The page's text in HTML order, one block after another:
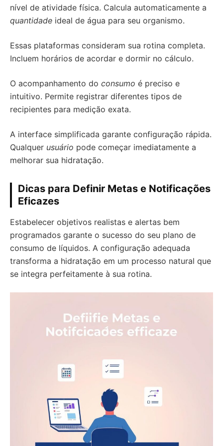
nível de atividade física. Calcula automaticamente a
quantidade ideal de água para seu organismo.
Essas plataformas consideram sua rotina completa.
Incluem horários de acordar e dormir no cálculo.
O acompanhamento do consumo é preciso e
intuitivo. Permite registrar diferentes tipos de
recipientes para medição exata.
A interface simplificada garante configuração rápida.
Qualquer usuário pode começar imediatamente a
melhorar sua hidratação.
Dicas para Definir Metas e Notificações
Eficazes
Estabelecer objetivos realistas e alertas bem
programados garante o sucesso do seu plano de
consumo de líquidos. A configuração adequada
transforma a hidratação em um processo natural que
se integra perfeitamente à sua rotina.